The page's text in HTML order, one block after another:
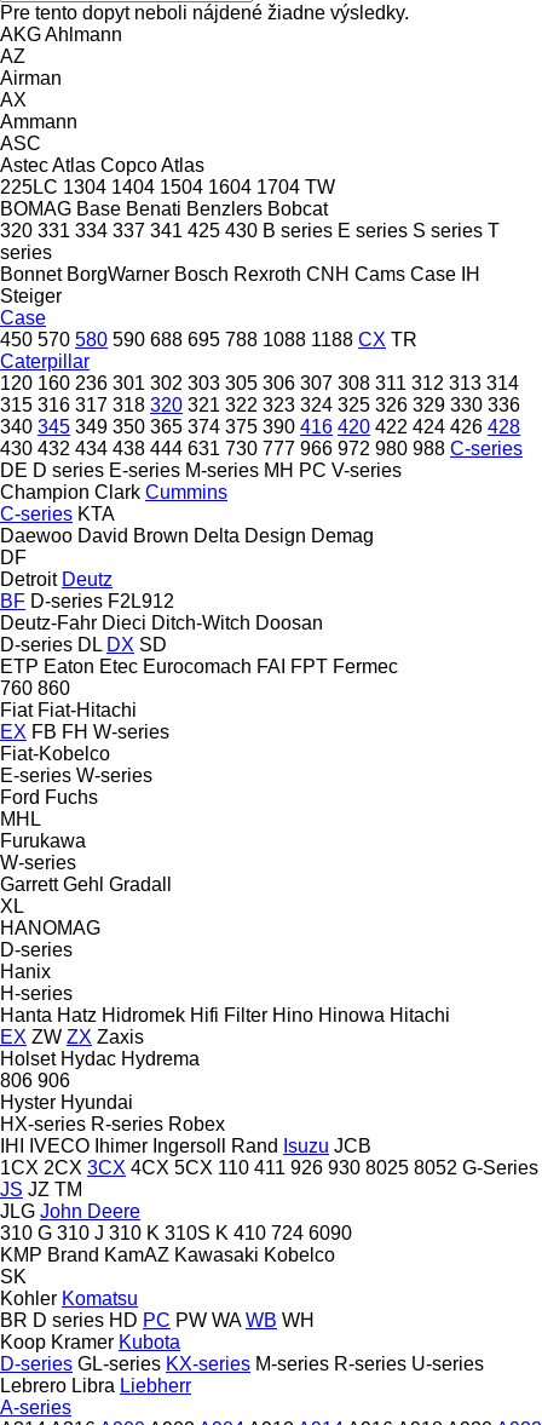
Pre tento dopyt neboli nájdené žiadne výsledky.
AKGAhlmann
AZ
Airman
AX
Ammann
ASC
AstecAtlas CopcoAtlas
225LC 1304 1404 1504 1604 1704 TW
BOMAG Base Benati Benzlers Bobcat
320 331 334 337 341 425 430 B series E series S series T
series
Bonnet BorgWarner Bosch Rexroth CNH Cams Case IH
Steiger
Case
450 570 580 590 688 695 788 1088 1188 CX TR
Caterpillar
120 160 236 301 302 303 305 306 307 308 311 312 313 314
315 316 317 318 320 321 322 323 324 325 326 329 330 336
340 345 349 350 365 374 375 390 416 420 422 424 426 428
430 432 434 438 444 631 730 777 966 972 980 988 C-series
DE D series E-series M-series MH PC V-series
Champion Clark Cummins
C-series KTA
Daewoo David Brown Delta Design Demag
DF
Detroit Deutz
BF D-series F2L912
Deutz-Fahr Dieci Ditch-Witch Doosan
D-series DL DX SD
ETP Eaton Etec Eurocomach FAI FPT Fermec
760 860
Fiat Fiat-Hitachi
EX FB FH W-series
Fiat-Kobelco
E-series W-series
Ford Fuchs
MHL
Furukawa
W-series
Garrett Gehl Gradall
XL
HANOMAG
D-series
Hanix
H-series
Hanta Hatz Hidromek Hifi Filter Hino Hinowa Hitachi
EX ZW ZX Zaxis
Holset Hydac Hydrema
806 906
Hyster Hyundai
HX-series R-series Robex
IHI
IVECO Ihimer Ingersoll Rand Isuzu JCB
1CX 2CX 3CX 4CX 5CX 110 411 926 930 8025 8052 G-Series
JS JZ TM
JLG John Deere
310 G 310 J 310 K 310S K 410 724 6090
KMP Brand KamAZ Kawasaki Kobelco
SK
Kohler Komatsu
BR D series HD PC PW WA WB WH
Koop Kramer Kubota
D-series GL-series KX-series M-series R-series U-series
Lebrero Libra Liebherr
A-series